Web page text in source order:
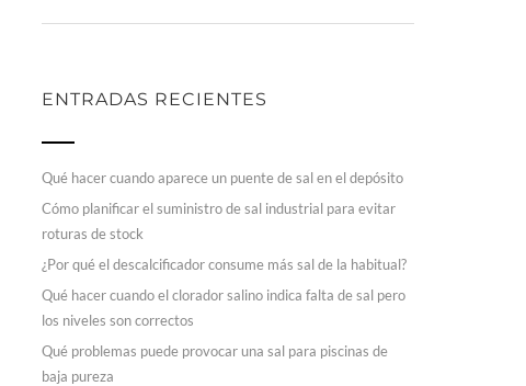
ENTRADAS RECIENTES
Qué hacer cuando aparece un puente de sal en el depósito
Cómo planificar el suministro de sal industrial para evitar
roturas de stock
¿Por qué el descalcificador consume más sal de la habitual?
Qué hacer cuando el clorador salino indica falta de sal pero
los niveles son correctos
Qué problemas puede provocar una sal para piscinas de
baja pureza